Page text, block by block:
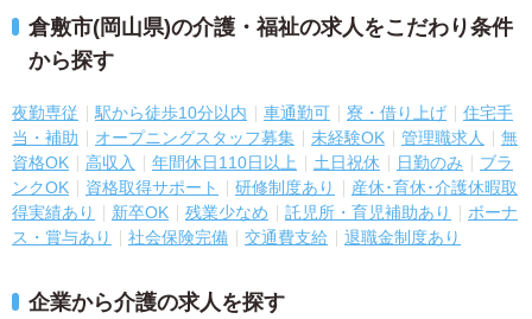
倉敷市(岡山県)の介護・福祉の求人をこだわり条件
から探す
夜勤専従 駅から徒歩10分以内 車通勤可 寮・借り上げ
住宅手
当・補助
オープニングスタッフ募集 未経験OK 管理職求人
無
資格OK
高収入 年間休日110日以上 土日祝休 日勤のみ
ブラ
ンクOK
資格取得サポート 研修制度あり
産休･育休･介護休暇取
得実績あり
新卒OK 残業少なめ 託児所・育児補助あり
ボーナ
ス・賞与あり
社会保険完備 交通費支給 退職金制度あり
企業から介護の求人を探す